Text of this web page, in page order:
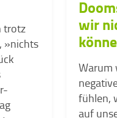
trotz
»nichts
wir
Warum
fühlen,
auf